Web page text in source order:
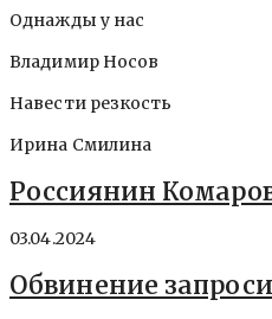
Однажды у нас
Владимир Носов
Навести резкость
Ирина Смилина
Россиянин
03.04.2024
Обвинение